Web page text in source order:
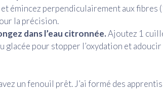
émincez perpendiculairement aux fibres
la précision.
dans l’eau citronnée.Ajoutez 1
glacée pour stopper l’oxydation et adoucir
un fenouil prêt. J’ai formé des